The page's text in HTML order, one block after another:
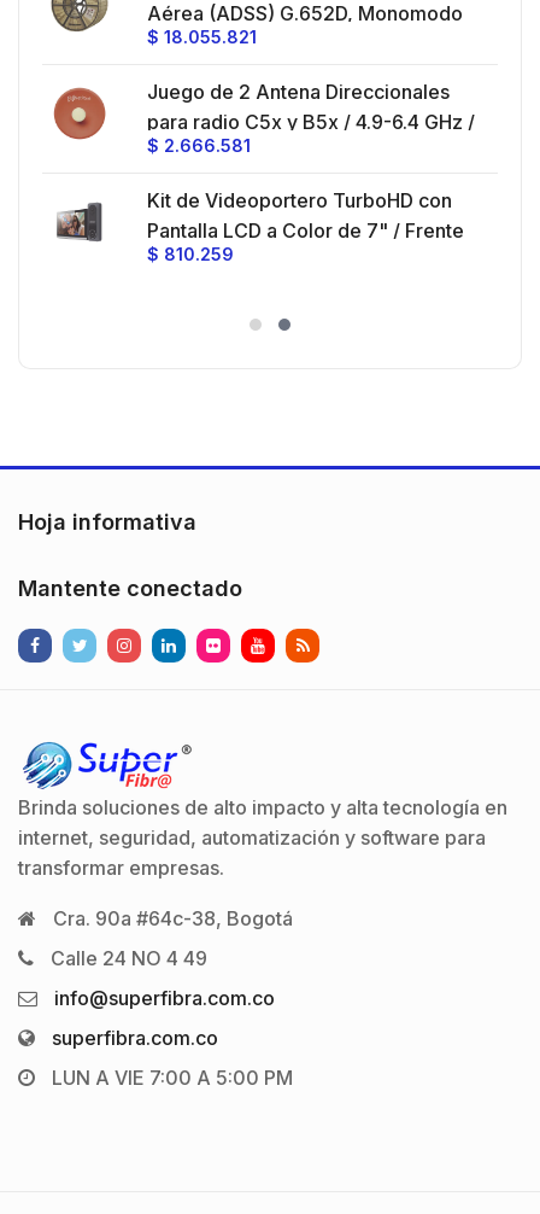
Aérea (ADSS) G.652D, Monomodo
de 24 Hilos, Exterior, Span 200,
$ 18.055.821
Juego de 2 Antena Direccionales
para radio C5x y B5x / 4.9-6.4 GHz /
Ganancia 27 dBi / Montaje incluido.
$ 2.666.581
Kit de Videoportero TurboHD con
Pantalla LCD a Color de 7" / Frente
de Calle para Exterior de
)130° de Visión (Gran Angular)
$ 810.259
Hoja informativa
Mantente conectado
Brinda soluciones de alto impacto y alta tecnología en
internet, seguridad, automatización y software para
transformar empresas.
Cra. 90a #64c-38, Bogotá
Calle 24 NO 4 49
info@superfibra.com.co
superfibra.com.co
LUN A VIE 7:00 A 5:00 PM